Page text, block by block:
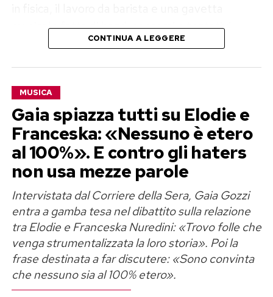
musicale fatta di band, concorsi e tentativi.
Annalisa Scarrone nasce a Savona nel 1985 e
cresce a Carcare, in Val Bormida. Studia canto,
chitarra classica e flauto traverso fin da
bambina, ma per anni porta avanti anche un
percorso molto diverso: quello scientifico.
Si laurea in fisica e, prima di sfondare nella
musica, lavora anche come barista. Poi arriva la
svolta con la decima edizione diAmicidi Maria
De Filippi, dove si classifica seconda.
Da lì comincia il percorso che la porta più volte a
Sanremo, daScintilleaSinceramente
CONTINUA A LEGGERE
MUSICA
Gaia spiazza tutti su Elodie e
Franceska: «Nessuno è etero
al 100%». E contro gli haters
non usa mezze parole
Intervistata dal Corriere della Sera, Gaia Gozzi
entra a gamba tesa nel dibattito sulla relazione
tra Elodie e Franceska Nuredini: «Trovo folle che
venga strumentalizzata la loro storia». Poi la
frase destinata a far discutere: «Sono convinta
che nessuno sia al 100% etero».